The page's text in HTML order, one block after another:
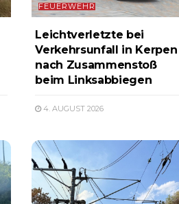
FEUERWEHR
Leichtverletzte bei
Verkehrsunfall in Kerpen
nach Zusammenstoß
beim Linksabbiegen
4. AUGUST 2026